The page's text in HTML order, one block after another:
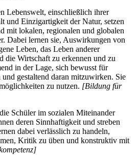
Lebenswelt, einschließlich ihrer
und Einzigartigkeit der Natur, setzen
mit lokalen, regionalen und globalen
Dabei lernen sie, Auswirkungen von
Leben, das Leben anderer
die Wirtschaft zu erkennen und zu
in der Lage, sich bewusst für
gestaltend daran mitzuwirken. Sie
zu nutzen. [Bildung für
Schüler im sozialen Miteinander
deren Sinnhaftigkeit und streben
dabei verlässlich zu handeln,
Kritik zu üben und konstruktiv mit